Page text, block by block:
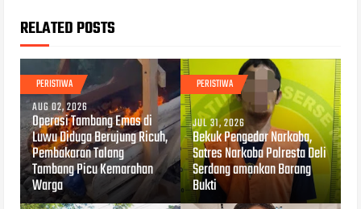
RELATED POSTS
PERISTIWA
AUG 02, 2026
Operasi Tambang Emas di
Luwu Diduga Berujung Ricuh,
Pembakaran Talang
Tambang Picu Kemarahan
Warga
PERISTIWA
JUL 31, 2026
Bekuk Pengedar Narkoba,
Satres Narkoba Polresta Deli
Serdang amankan Barang
Bukti